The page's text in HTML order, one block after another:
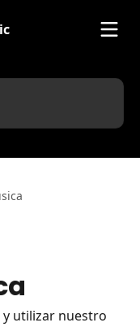
utilizar nuestro